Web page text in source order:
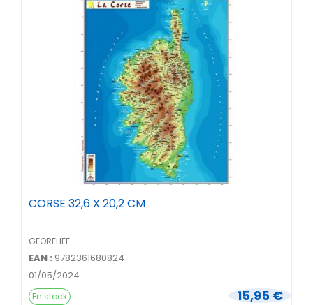
CORSE 32,6 X 20,2 CM
GEORELIEF
EAN : 9782361680824
01/05/2024
15,95 €
En stock